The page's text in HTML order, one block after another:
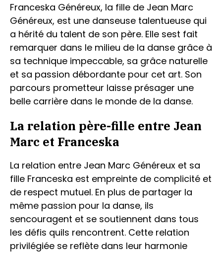
Franceska Généreux, la fille de Jean Marc
Généreux, est une danseuse talentueuse qui
a hérité du talent de son père. Elle sest fait
remarquer dans le milieu de la danse grâce à
sa technique impeccable, sa grâce naturelle
et sa passion débordante pour cet art. Son
parcours prometteur laisse présager une
belle carrière dans le monde de la danse.
La relation père-fille entre Jean
Marc et Franceska
La relation entre Jean Marc Généreux et sa
fille Franceska est empreinte de complicité et
de respect mutuel. En plus de partager la
même passion pour la danse, ils
sencouragent et se soutiennent dans tous
les défis quils rencontrent. Cette relation
privilégiée se reflète dans leur harmonie